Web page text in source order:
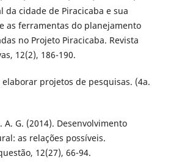
da cidade de Piracicaba e sua
as ferramentas do planejamento
no Projeto Piracicaba. Revista
12(2), 186-190.
elaborar projetos de pesquisas. (4a.
A. G. (2014). Desenvolvimento
as relações possíveis.
12(27), 66-94.